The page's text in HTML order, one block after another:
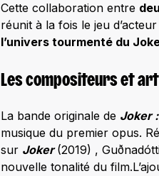
Cette collaboration entre
réunit à la fois le jeu
l’univers tourmenté du
Les compositeurs et
La bande originale de Joker
musique du premier opus.
sur Joker(2019) ,
nouvelle tonalité du